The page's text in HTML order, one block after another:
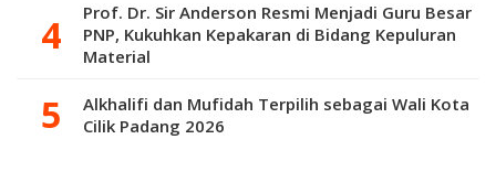
Prof. Dr. Sir Anderson Resmi Menjadi Guru Besar
PNP, Kukuhkan Kepakaran di Bidang Kepuluran
Material
Alkhalifi dan Mufidah Terpilih sebagai Wali Kota
Cilik Padang 2026